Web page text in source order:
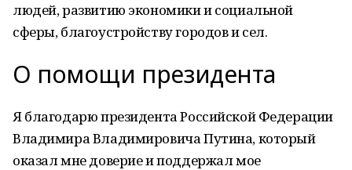
людей, развитию экономики и социальной
сферы, благоустройству городов и сел.
О помощи президента
Я благодарю президента Российской Федерации
Владимира Владимировича Путина, который
оказал мне доверие и поддержал мое